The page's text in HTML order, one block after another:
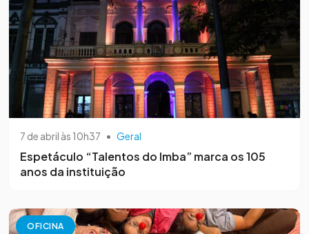
7 de abril às 10h37 • Geral
Espetáculo “Talentos do Imba” marca os 105
anos da instituição
OFICINA